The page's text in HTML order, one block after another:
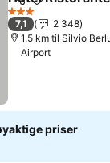
Del Legg til i
3 Stjerner
7,1
2 348
1.5 km til Silvio
Airport
priser